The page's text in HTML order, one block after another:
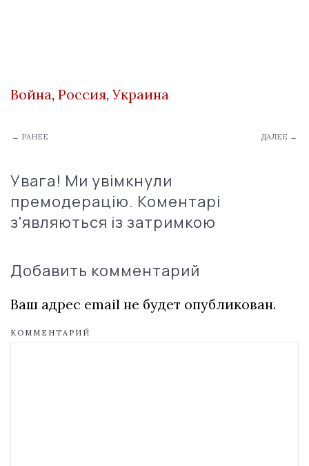
Война, Россия,Украина
← РАНЕЕ ДАЛЕЕ →
Увага! Ми увімкнули
премодерацію. Коментарі
з'являються із затримкою
Добавить комментарий
Ваш адрес email не будет опубликован.
КОММЕНТАРИЙ